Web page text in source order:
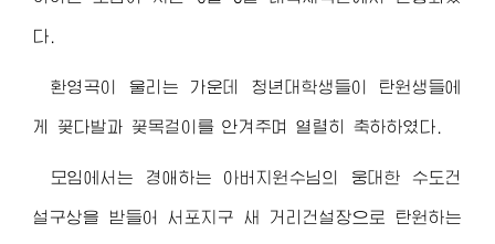
다.
환영곡이 울리는 가운데 청년대학생들이 탄원생들에
게 꽃다발과 꽃목걸이를 안겨주며 열렬히 축하하였다.
모임에서는 경애하는 아버지원수님 의 웅대한 수도건
설구상을 받들어 서포지구 새 거리건설장으로 탄원하는